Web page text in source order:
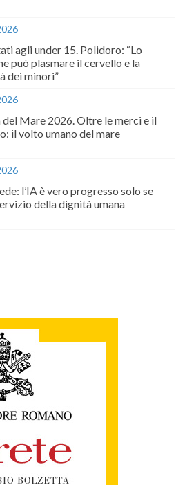
agli under 15. Polidoro: “Lo
può plasmare il cervello e la
dei minori”
del Mare 2026. Oltre le merci e il
il volto umano del mare
l’IA è vero progresso solo se
della dignità umana